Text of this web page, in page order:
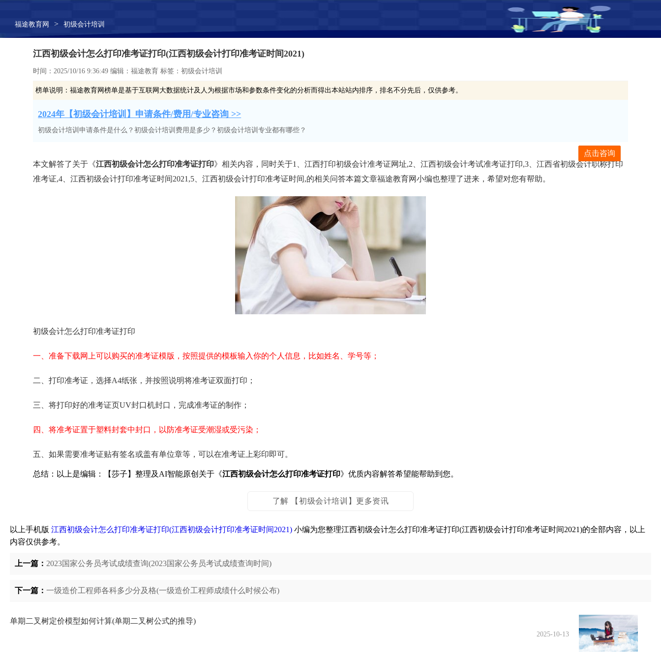
福途教育网 > 初级会计培训
江西初级会计怎么打印准考证打印(江西初级会计打印准考证时间2021)
时间：2025/10/16 9:36:49 编辑：福途教育 标签：初级会计培训
榜单说明：福途教育网榜单是基于互联网大数据统计及人为根据市场和参数条件变化的分析而得出本站站内排序，排名不分先后，仅供参考。
2024年【初级会计培训】申请条件/费用/专业咨询 >>
初级会计培训申请条件是什么？初级会计培训费用是多少？初级会计培训专业都有哪些？
点击咨询
本文解答了关于《江西初级会计怎么打印准考证打印》相关内容，同时关于1、江西打印初级会计准考证网址,2、江西初级会计考试准考证打印,3、江西省初级会计职称打印
准考证,4、江西初级会计打印准考证时间2021,5、江西初级会计打印准考证时间,的相关问答本篇文章福途教育网小编也整理了进来，希望对您有帮助。
初级会计怎么打印准考证打印
一、准备下载网上可以购买的准考证模版，按照提供的模板输入你的个人信息，比如姓名、学号等；
二、打印准考证，选择A4纸张，并按照说明将准考证双面打印；
三、将打印好的准考证页UV封口机封口，完成准考证的制作；
四、将准考证置于塑料封套中封口，以防准考证受潮湿或受污染；
五、如果需要准考证贴有签名或盖有单位章等，可以在准考证上彩印即可。
总结：以上是编辑：【莎子】整理及AI智能原创关于《江西初级会计怎么打印准考证打印》优质内容解答希望能帮助到您。
了解 【初级会计培训】更多资讯
以上手机版 江西初级会计怎么打印准考证打印(江西初级会计打印准考证时间2021) 小编为您整理江西初级会计怎么打印准考证打印(江西初级会计打印准考证时间2021)的全部内容，以上
内容仅供参考。
上一篇： 2023国家公务员考试成绩查询(2023国家公务员考试成绩查询时间)
下一篇： 一级造价工程师各科多少分及格(一级造价工程师成绩什么时候公布)
单期二叉树定价模型如何计算(单期二叉树公式的推导)
2025-10-13